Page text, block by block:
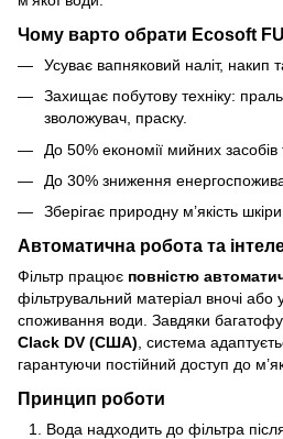
Чому варто обрати Ecosoft
Усуває вапняковий наліт, накип
Захищає побутову техніку:
зволожувач, праску.
До 50% економії мийних
До 30% зниження
Зберігає природну м’якість
Автоматична робота та
Фільтр працює повністю
фільтрувальний матеріал вночі або
споживання води. Завдяки
Clack DV (США) , система
гарантуючи постійний доступ до
Принцип роботи
Вода надходить до фільтра